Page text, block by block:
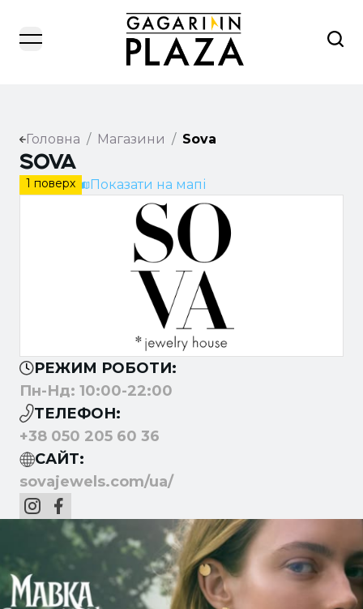
open navigation menu
Головна / Магазини / Sova
SOVA
1 поверх Показати на мапі
РЕЖИМ РОБОТИ:
Пн-Нд: 10:00-22:00
ТЕЛЕФОН:
+38 050 205 60 36
САЙТ:
sovajewels.com/ua/